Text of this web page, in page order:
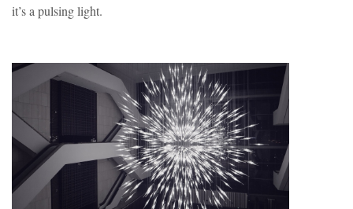
it’s a pulsing light.